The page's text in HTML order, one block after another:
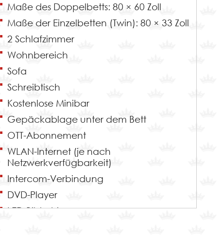
Maße des Doppelbetts: 80 × 60 Zoll
Maße der Einzelbetten (Twin): 80 × 33 Zoll
2 Schlafzimmer
Wohnbereich
Sofa
Schreibtisch
Kostenlose Minibar
Gepäckablage unter dem Bett
OTT-Abonnement
WLAN-Internet (je nach
Netzwerkverfügbarkeit)
Intercom-Verbindung
DVD-Player
LED-Bildschirm